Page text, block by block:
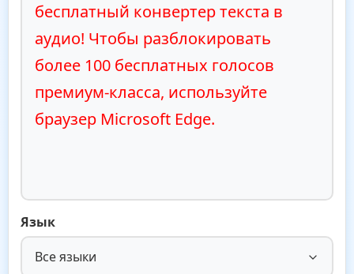
бесплатный конвертер текста в
аудио! Чтобы разблокировать
более 100 бесплатных голосов
премиум-класса, используйте
браузер Microsoft Edge.
Язык
Все языки